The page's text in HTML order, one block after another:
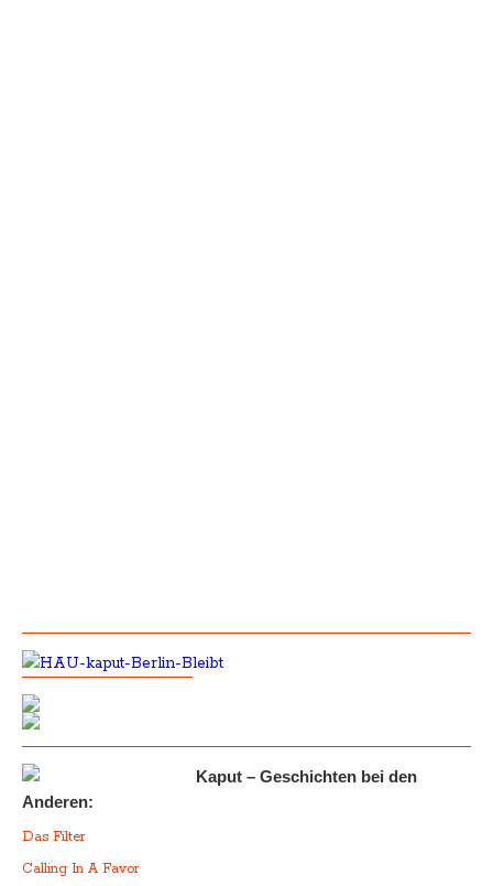
Kaput – Geschichten bei den
Anderen:
Das Filter
Calling In A Favor